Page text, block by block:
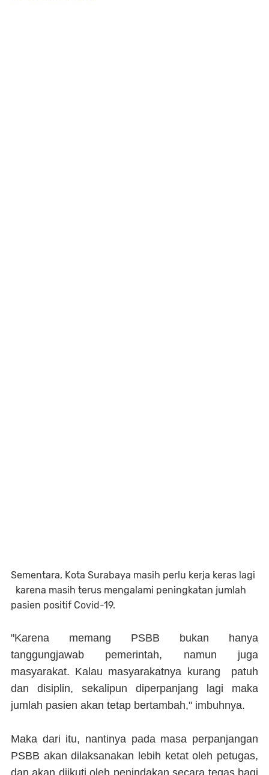
Sementara, Kota Surabaya masih perlu kerja keras lagi
karena masih terus mengalami peningkatan jumlah
pasien positif Covid-19.
"Karena memang PSBB bukan hanya
tanggungjawab pemerintah, namun juga
masyarakat. Kalau masyarakatnya kurang patuh
dan disiplin, sekalipun diperpanjang lagi maka
jumlah pasien akan tetap bertambah," imbuhnya.
Maka dari itu, nantinya pada masa perpanjangan
PSBB akan dilaksanakan lebih ketat oleh petugas,